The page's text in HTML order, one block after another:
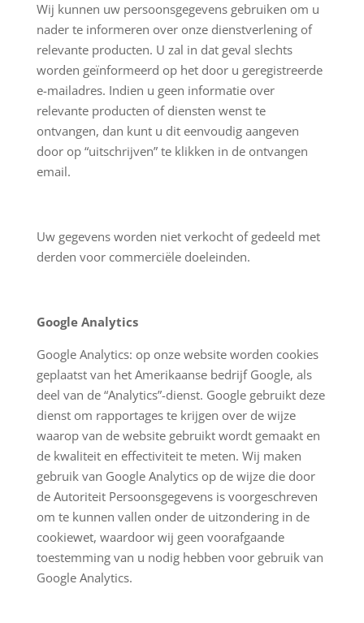
Wij kunnen uw persoonsgegevens gebruiken om u
nader te informeren over onze dienstverlening of
relevante producten. U zal in dat geval slechts
worden geïnformeerd op het door u geregistreerde
e-mailadres. Indien u geen informatie over
relevante producten of diensten wenst te
ontvangen, dan kunt u dit eenvoudig aangeven
door op “uitschrijven” te klikken in de ontvangen
email.
Uw gegevens worden niet verkocht of gedeeld met
derden voor commerciële doeleinden.
Google Analytics
Google Analytics: op onze website worden cookies
geplaatst van het Amerikaanse bedrijf Google, als
deel van de “Analytics”-dienst. Google gebruikt deze
dienst om rapportages te krijgen over de wijze
waarop van de website gebruikt wordt gemaakt en
de kwaliteit en effectiviteit te meten. Wij maken
gebruik van Google Analytics op de wijze die door
de Autoriteit Persoonsgegevens is voorgeschreven
om te kunnen vallen onder de uitzondering in de
cookiewet, waardoor wij geen voorafgaande
toestemming van u nodig hebben voor gebruik van
Google Analytics.